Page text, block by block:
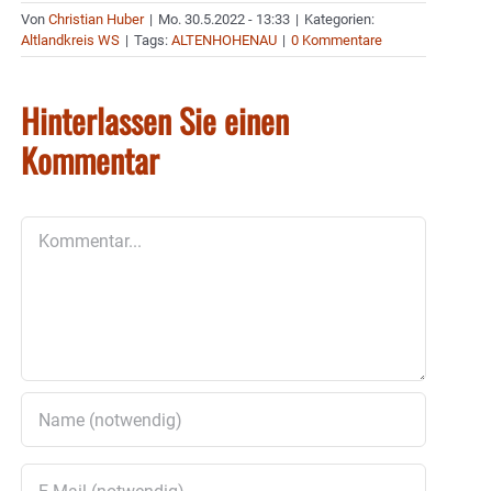
Von Christian Huber | Mo. 30.5.2022 - 13:33 | Kategorien:
Altlandkreis WS | Tags: ALTENHOHENAU | 0 Kommentare
Hinterlassen Sie einen
Kommentar